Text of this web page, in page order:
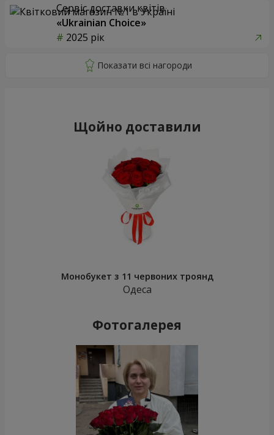
Сервіс доставки квітів
«Ukrainian Choice»
2025 рік
Щойно доставили
Монобукет з 11 червоних троянд
Одеса
Фотогалерея